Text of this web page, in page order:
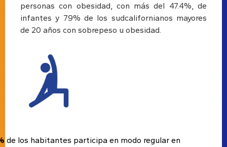
personas con obesidad, con más del 47.4%, de
infantes y 79% de los sudcalifornianos mayores
de 20 años con sobrepeso u obesidad.
de los habitantes participa en modo regular en